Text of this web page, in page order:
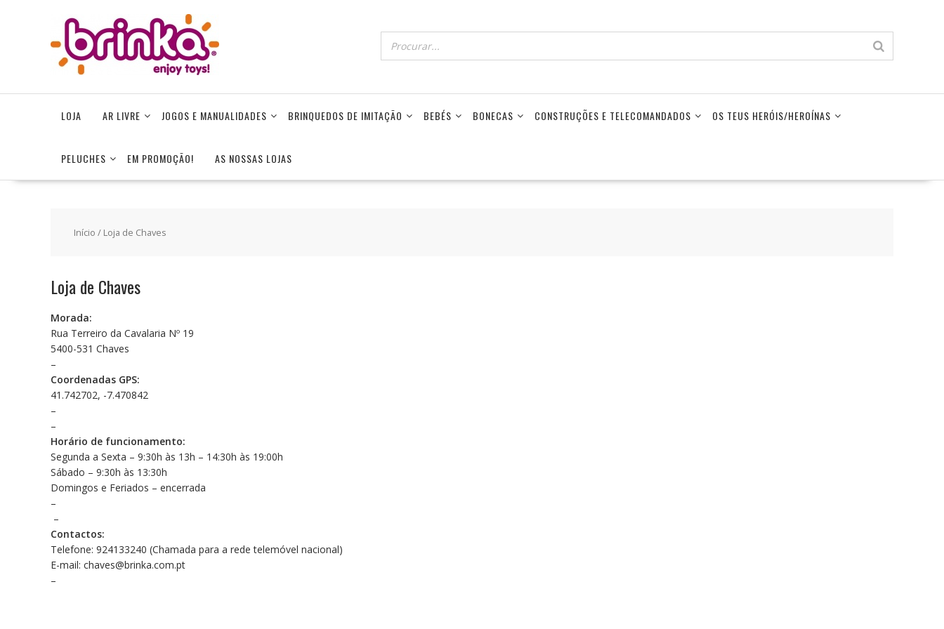
LOJA AR LIVRE JOGOS E MANUALIDADES BRINQUEDOS DE IMITAÇÃO BEBÉS BONECAS CONSTRUÇÕES E TELECOMANDADOS OS TEUS HERÓIS/HEROÍNAS
PELUCHES EM PROMOÇÃO! AS NOSSAS LOJAS
Início / Loja de Chaves
Loja de Chaves
Morada:
Rua Terreiro da Cavalaria Nº 19
5400-531 Chaves
–
Coordenadas GPS:
41.742702, -7.470842
–
–
Horário de funcionamento:
Segunda a Sexta – 9:30h às 13h – 14:30h às 19:00h
Sábado – 9:30h às 13:30h
Domingos e Feriados – encerrada
–
–
Contactos:
Telefone: 924133240 (Chamada para a rede telemóvel nacional)
E-mail: chaves@brinka.com.pt
–